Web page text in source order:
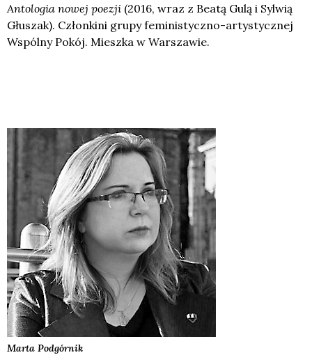
Antologia nowej poezji (2016, wraz z Beatą Gulą i Sylwią
Głuszak). Członkini grupy feministyczno-artystycznej
Wspólny Pokój. Mieszka w Warszawie.
Marta Podgórnik